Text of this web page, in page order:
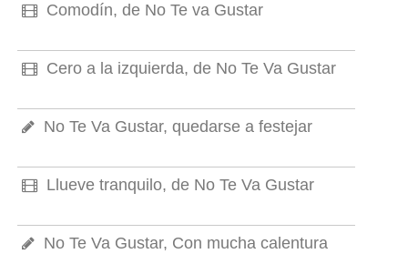
Comodín, de No Te va Gustar
Cero a la izquierda, de No Te Va Gustar
No Te Va Gustar, quedarse a festejar
Llueve tranquilo, de No Te Va Gustar
No Te Va Gustar, Con mucha calentura